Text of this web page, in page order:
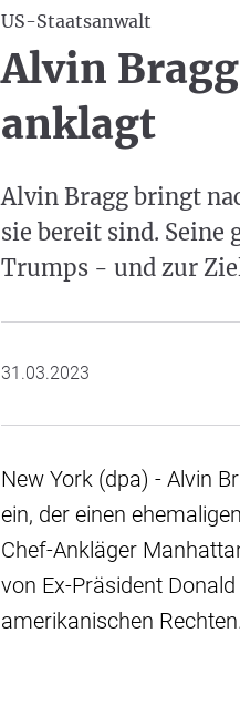
US-Staatsanwalt
Alvin
anklagt
Alvin Bragg bringt
sie bereit sind. Seine
Trumps - und zur
31.03.2023
New York (dpa) - Alvin
ein, der einen
Chef-Ankläger
von Ex-Präsident
amerikanischen Rechten.